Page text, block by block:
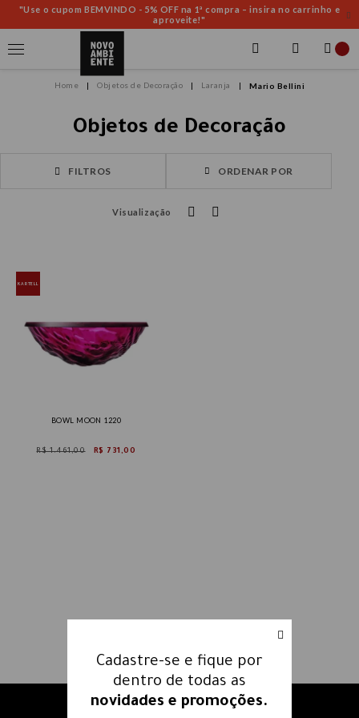
"Use o cupom BEMVINDO - 5% OFF na 1ª compra – insira no carrinho e
aproveite!"
Objetos de Decoração Laranja Mario Bellini
Objetos de Decoração
FILTROS ORDENAR POR
Visualização
BOWL MOON 1220
R$ 1.461,00 R$ 731,00
KARTELL
Cadastre-se e fique por
dentro de todas as
novidades e promoções.